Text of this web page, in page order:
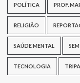
POLÍTICA PROF.
RELIGIÃO
SAÚDE MENTAL
TECNOLOGIA